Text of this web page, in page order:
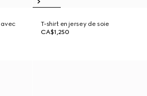
avec
T-shirt en jersey de soie
CA$1,250